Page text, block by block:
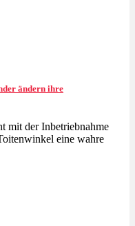
ändern ihre
mit der Inbetriebnahme
eine wahre